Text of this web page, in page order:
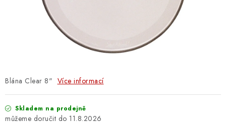
OSTATNÍ STRUNNÉ NÁSTROJE
OBCHODNÍ PODMÍNKY
Blána Clear 8" Více informací
Skladem na prodejně
11.8.2026